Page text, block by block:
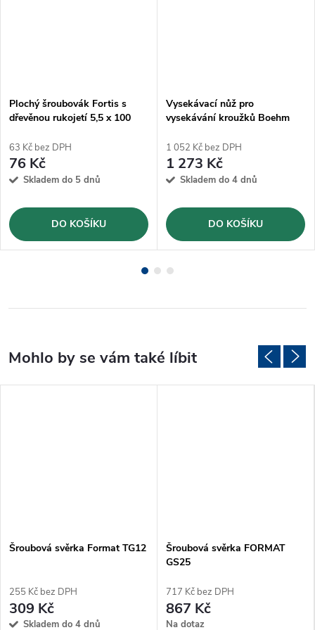
Plochý šroubovák Fortis s
dřevěnou rukojetí 5,5 x 100
63 Kč bez DPH
76 Kč
Skladem do 5 dnů
DO KOŠÍKU
Vysekávací nůž pro
vysekávání kroužků Boehm
1 052 Kč bez DPH
1 273 Kč
Skladem do 4 dnů
DO KOŠÍKU
Šroubová svěrka Format TG12
255 Kč bez DPH
309 Kč
Skladem do 4 dnů
Šroubová svěrka FORMAT
GS25
717 Kč bez DPH
867 Kč
Na dotaz